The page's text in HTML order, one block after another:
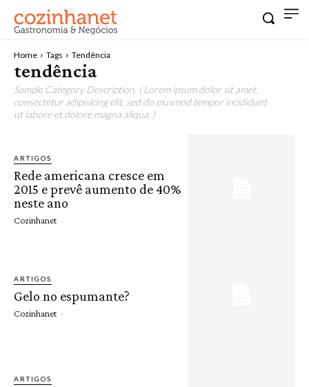
Home Tags Tendência
tendência
Sample Category Description. ( Lorem ipsum dolor sit amet,
consectetur adipisicing elit, sed do eiusmod tempor incididunt
ut labore et dolore magna aliqua. )
ARTIGOS
Rede americana cresce em
2015 e prevê aumento de 40%
neste ano
Cozinhanet -
ARTIGOS
Gelo no espumante?
Cozinhanet -
ARTIGOS